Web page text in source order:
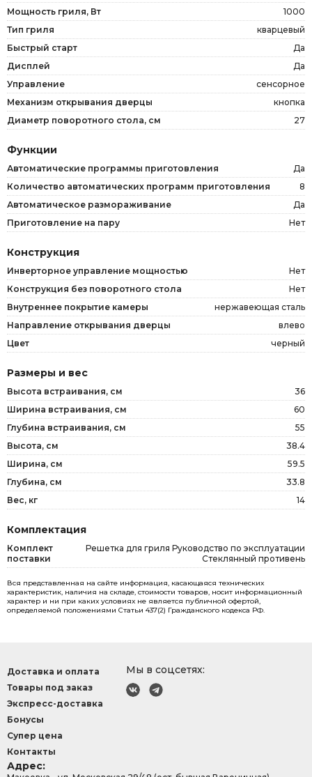
Мощность гриля, Вт
1000
Тип гриля
кварцевый
Быстрый старт
Да
Дисплей
Да
Управление
сенсорное
Механизм открывания дверцы
кнопка
Диаметр поворотного стола, см
27
Функции
Автоматические программы приготовления
Да
Количество автоматических программ приготовления
8
Автоматическое размораживание
Да
Приготовление на пару
Нет
Конструкция
Инверторное управление мощностью
Нет
Конструкция без поворотного стола
Нет
Внутреннее покрытие камеры
нержавеющая сталь
Направление открывания дверцы
влево
Цвет
черный
Размеры и вес
Высота встраивания, см
36
Ширина встраивания, см
60
Глубина встраивания, см
55
Высота, см
38.4
Ширина, см
59.5
Глубина, см
33.8
Вес, кг
14
Комплектация
Комплект
поставки
Решетка для гриля Руководство по эксплуатации
Стеклянный противень
Вся представленная на сайте информация, касающаяся технических
характеристик, наличия на складе, стоимости товаров, носит информационный
характер и ни при каких условиях не является публичной офертой,
определяемой положениями Статьи 437(2) Гражданского кодекса РФ.
Мы в соцсетях:
Доставка и оплата
Товары под заказ
Экспресс-доставка
Бонусы
Супер цена
Контакты
Адрес: